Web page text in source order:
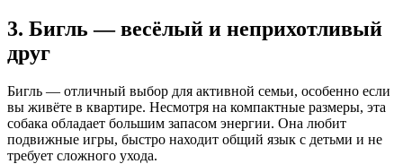
3. Бигль — весёлый и неприхотливый
друг
Бигль — отличный выбор для активной семьи, особенно если
вы живёте в квартире. Несмотря на компактные размеры, эта
собака обладает большим запасом энергии. Она любит
подвижные игры, быстро находит общий язык с детьми и не
требует сложного ухода.